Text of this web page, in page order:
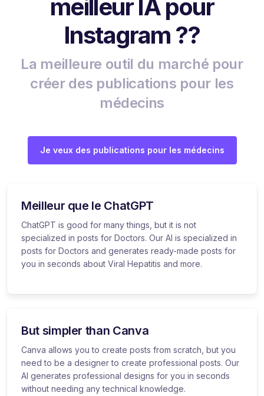
meilleur IA pour
Instagram ??
La meilleure outil du marché pour
créer des publications pour les
médecins
Je veux des publications pour les médecins
Meilleur que le ChatGPT
ChatGPT is good for many things, but it is not
specialized in posts for Doctors. Our AI is specialized in
posts for Doctors and generates ready-made posts for
you in seconds about Viral Hepatitis and more.
But simpler than Canva
Canva allows you to create posts from scratch, but you
need to be a designer to create professional posts. Our
AI generates professional designs for you in seconds
without needing any technical knowledge.